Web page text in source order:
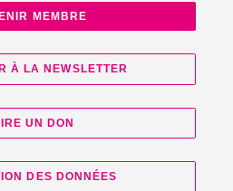
MEMBRE
À LA NEWSLETTER
UN DON
DES DONNÉES